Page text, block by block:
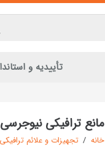
تأییدیه و
مانع ترافیکی نیوجرسی
خانه / تجهیزات و علائم ترافیکی